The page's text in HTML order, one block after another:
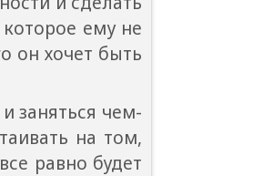
ему не
он хочет быть
чем-
на том,
равно будет